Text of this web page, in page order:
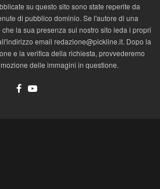
su questo sito sono state reperite da
di pubblico dominio. Se l'autore di una
la sua presenza sul nostro sito leda i propri
email redazione@pickline.it. Dopo la
e la verifica della richiesta, provvederemo
delle immagini in questione.